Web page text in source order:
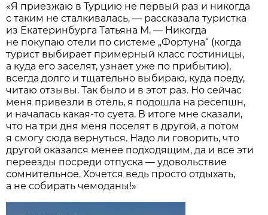
«Я приезжаю в Турцию не первый раз и никогда
с таким не сталкивалась, — рассказала туристка
из Екатеринбурга Татьяна М. — Никогда
не покупаю отели по системе „Фортуна“ (когда
турист выбирает примерный класс гостиницы,
а куда его заселят, узнает уже по прибытию),
всегда долго и тщательно выбираю, куда поеду,
читаю отзывы. Так было и в этот раз. Но сейчас
меня привезли в отель, я подошла на ресепшн,
и началась какая-то суета. В итоге мне сказали,
что на три дня меня поселят в другой, а потом
я смогу сюда вернуться. Надо ли говорить, что
другой оказался менее подходящим, да и все эти
переезды посреди отпуска — удовольствие
сомнительное. Хочется ведь просто отдыхать,
а не собирать чемоданы!»